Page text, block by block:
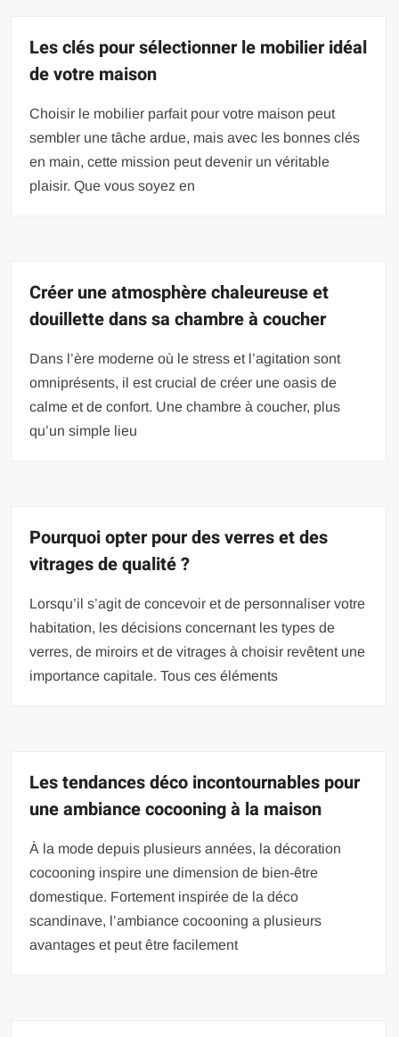
Les clés pour sélectionner le mobilier idéal
de votre maison
Choisir le mobilier parfait pour votre maison peut
sembler une tâche ardue, mais avec les bonnes clés
en main, cette mission peut devenir un véritable
plaisir. Que vous soyez en
Créer une atmosphère chaleureuse et
douillette dans sa chambre à coucher
Dans l’ère moderne où le stress et l’agitation sont
omniprésents, il est crucial de créer une oasis de
calme et de confort. Une chambre à coucher, plus
qu’un simple lieu
Pourquoi opter pour des verres et des
vitrages de qualité ?
Lorsqu’il s’agit de concevoir et de personnaliser votre
habitation, les décisions concernant les types de
verres, de miroirs et de vitrages à choisir revêtent une
importance capitale. Tous ces éléments
Les tendances déco incontournables pour
une ambiance cocooning à la maison
À la mode depuis plusieurs années, la décoration
cocooning inspire une dimension de bien-être
domestique. Fortement inspirée de la déco
scandinave, l’ambiance cocooning a plusieurs
avantages et peut être facilement